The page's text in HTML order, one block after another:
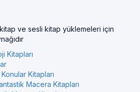
kitap ve sesli kitap yüklemeleri için
Kitapları
Konular Kitapları
Macera Kitapları